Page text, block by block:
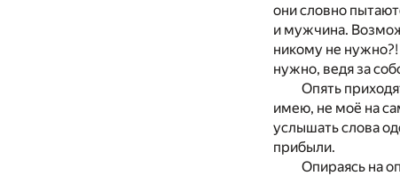
они словно
и мужчина.
никому не нужно?!
нужно, ведя за
Опять
имею, не моё на
услышать слова
прибыли.
Опираясь на